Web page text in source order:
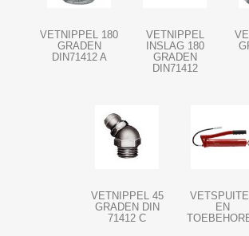
VETNIPPEL 180
GRADEN
DIN71412 A
VETNIPPEL
INSLAG 180
GRADEN
DIN71412
VETNIPPEL 45
GRADEN DIN
71412 C
EN